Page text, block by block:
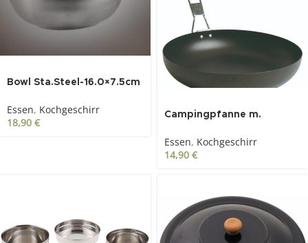
Bowl Sta.Steel-16.0×7.5cm
Essen, Kochgeschirr
18,90 €
Campingpfanne m.
Essen, Kochgeschirr
14,90 €